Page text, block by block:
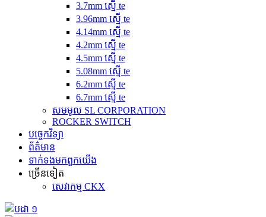
3.7mm ស្មើ te
3.96mm ស្មើ te
4.14mm ស្មើ te
4.2mm ស្មើ te
4.5mm ស្មើ te
5.08mm ស្មើ te
6.2mm ស្មើ te
6.7mm ស្មើ te
សមមូល SL CORPORATION
ROCKER SWITCH
បច្ចេកវិទ្យា
ព័ត៌មាន
ទាក់ទង​មក​ពួក​យើង
ច្រើនទៀត
សេវាកម្ម CKX